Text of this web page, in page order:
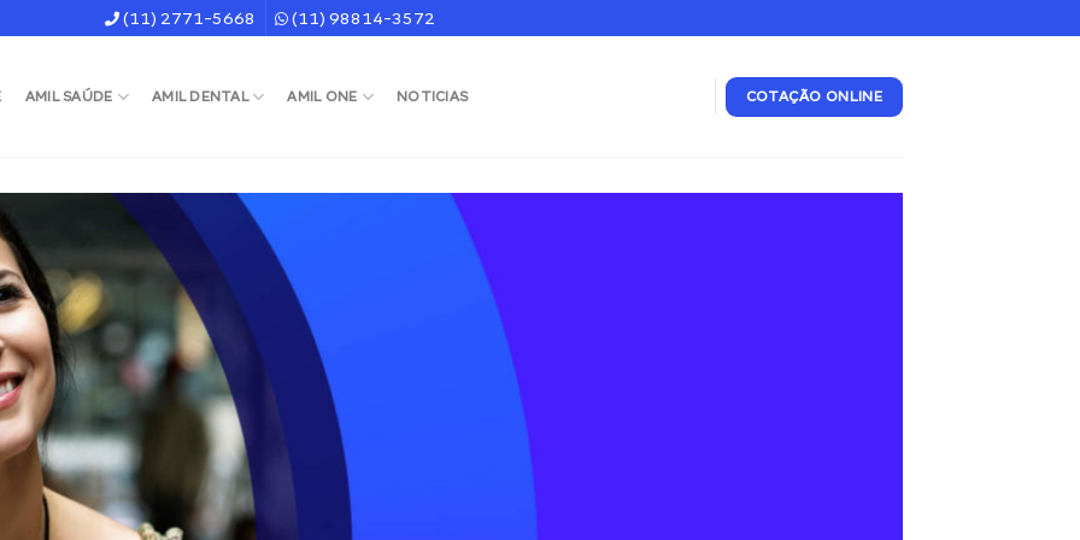
(11) 2771-5668 (11) 98814-3572
AMIL SAÚDE AMIL DENTAL AMIL ONE NOTICIAS COTAÇÃO ONLINE